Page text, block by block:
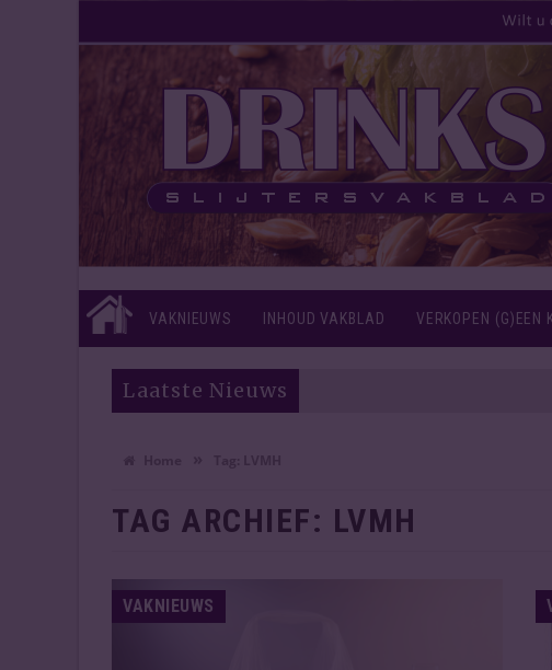
VAKNIEUWS INHOUD VAKBLAD VERKOPEN (G)EEN
Laatste Nieuws
TAG ARCHIEF: LVMH
VAKNIEUWS